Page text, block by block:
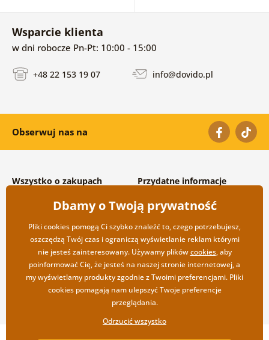
Wsparcie klienta
w dni robocze Pn-Pt: 10:00 - 15:00
+48 22 153 19 07 info@dovido.pl
Obserwuj nas na
Wszystko o zakupach
Warunki handlowe i
reklamacyjne
Prywatność
Opcje wysyłki i płatności
Zwrot towarów
Przydatne informacje
Często zadawane pytania
Kontakt
Współpraca hurtowa
Dbamy o Twoją prywatność
Pliki cookies pomogą Ci szybko znaleźć to, czego potrzebujesz,
oszczędzą Twój czas i ograniczą wyświetlanie reklam którymi
nie jesteś zainteresowany. Używamy plikówcookies, aby
poinformować Cię, że jesteś na naszej stronie internetowej, a
my wyświetlamy produkty zgodnie z Twoimi preferencjami. Pliki
cookies pomagają nam ulepszyć Twoje preferencje
przeglądania.
Odrzucić wszystko